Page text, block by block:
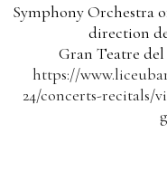
Symphony Orchestra
direction
Gran Teatre del
https://
24/concerts-recitals/